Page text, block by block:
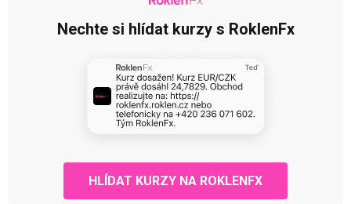
Nechte si hlídat kurzy s RoklenFx
HLÍDAT KURZY NA ROKLENFX